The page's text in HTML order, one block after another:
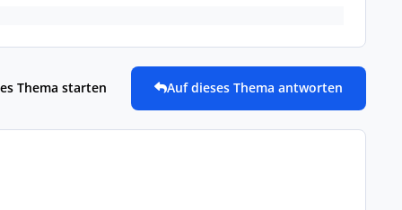
Thema starten Auf dieses Thema antworten